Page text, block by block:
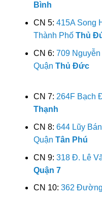
Bình
CN 5: 415A Song
Thành Phố Thủ
CN 6: 709
Quận Thủ Đức
CN 7: 264F Bạch
Thạnh
CN 8: 644 Lũy
Quận Tân Phú
CN 9: 318 Đ. Lê
Quận 7
CN 10: 362